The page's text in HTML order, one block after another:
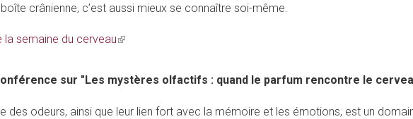
crânienne, c’est aussi mieux se connaître soi-même.
semaine du cerveau(link
sur "Les mystères olfactifs : quand le parfum rencontre le
des odeurs, ainsi que leur lien fort avec la mémoire et les émotions, est un